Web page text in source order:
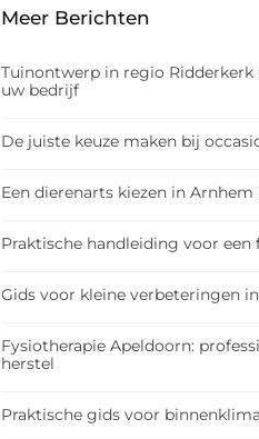
Meer Berichten
Tuinontwerp in regio
uw bedrijf
De juiste keuze maken bij
Een dierenarts kiezen in
Praktische handleiding voor
Gids voor kleine verbeteringen
Fysiotherapie Apeldoorn:
herstel
Praktische gids voor